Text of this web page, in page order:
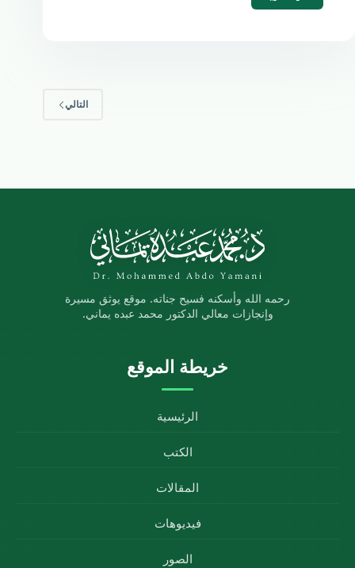
التالي
رحمه الله وأسكنه فسيح جناته. موقع يوثق مسيرة
وإنجازات معالي الدكتور محمد عبده يماني.
خريطة الموقع
الرئيسية
الكتب
المقالات
فيديوهات
الصور